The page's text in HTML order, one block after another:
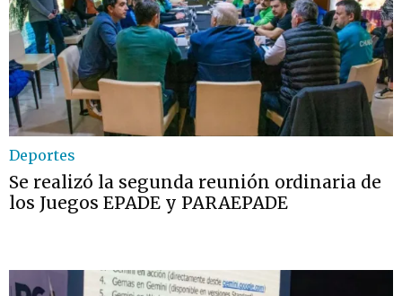
Deportes
Se realizó la segunda reunión ordinaria de
los Juegos EPADE y PARAEPADE